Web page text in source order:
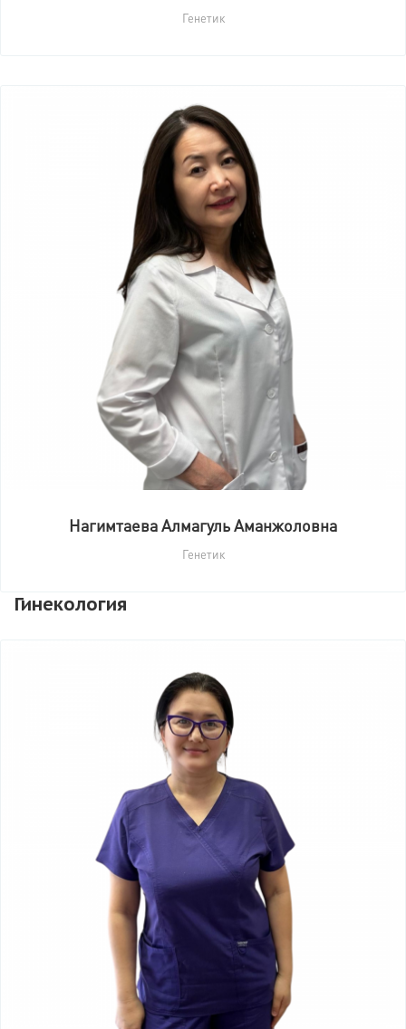
Генетик
Нагимтаева Алмагуль Аманжоловна
Генетик
Гинекология